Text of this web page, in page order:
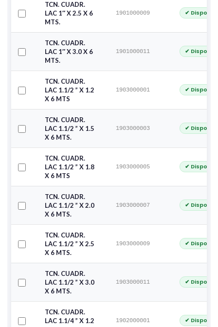
TCN. CUADR.
LAC 1″ X 2.5 X 6
MTS.
1901000009 ✔
TCN. CUADR.
LAC 1″ X 3.0 X 6
MTS.
1901000011 ✔
TCN. CUADR.
LAC 1.1/2 ” X 1.2
X 6 MTS
1903000001 ✔
TCN. CUADR.
LAC 1.1/2 ” X 1.5
X 6 MTS.
1903000003 ✔
TCN. CUADR.
LAC 1.1/2 ” X 1.8
X 6 MTS
1903000005 ✔
TCN. CUADR.
LAC 1.1/2 ” X 2.0
X 6 MTS.
1903000007 ✔
TCN. CUADR.
LAC 1.1/2 ” X 2.5
X 6 MTS.
1903000009 ✔
TCN. CUADR.
LAC 1.1/2 ” X 3.0
X 6 MTS.
1903000011 ✔
TCN. CUADR.
LAC 1.1/4 ” X 1.2
1902000001 ✔